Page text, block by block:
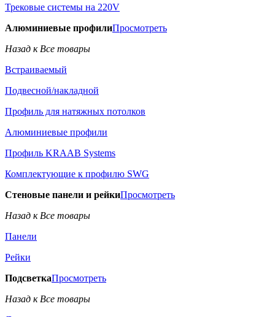
Трековые системы на 220V
Алюминиевые профилиПросмотреть
Назад к Все товары
Встраиваемый
Подвесной/накладной
Профиль для натяжных потолков
Алюминиевые профили
Профиль KRAAB Systems
Комплектующие к профилю SWG
Стеновые панели и рейкиПросмотреть
Назад к Все товары
Панели
Рейки
ПодсветкаПросмотреть
Назад к Все товары